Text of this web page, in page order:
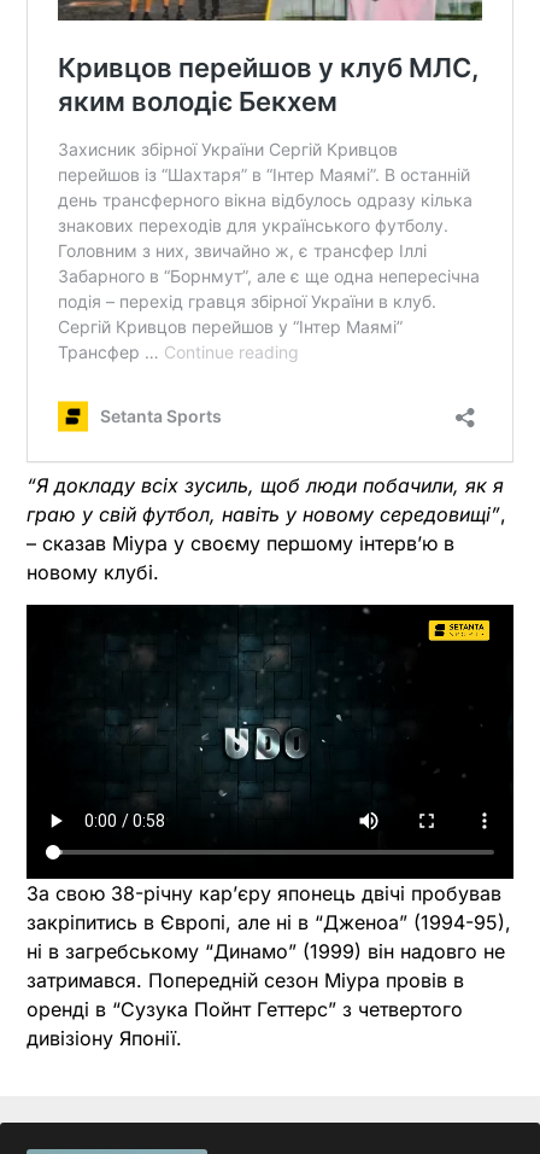
“Я докладу всіх зусиль, щоб люди побачили, як я
граю у свій футбол, навіть у новому середовищі”,
– сказав Міура у своєму першому інтерв’ю в
новому клубі.
За свою 38-річну кар’єру японець двічі пробував
закріпитись в Європі, але ні в “Дженоа” (1994-95),
ні в загребському “Динамо” (1999) він надовго не
затримався. Попередній сезон Міура провів в
оренді в “Сузука Пойнт Геттерс” з четвертого
дивізіону Японії.